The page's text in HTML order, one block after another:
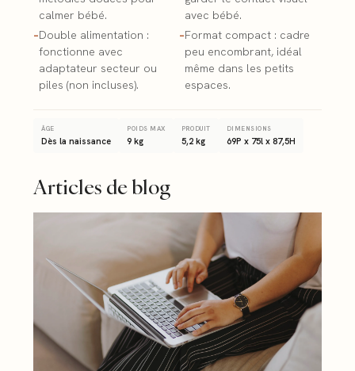
calmer bébé.
avec bébé.
–Double alimentation :
fonctionne avec
adaptateur secteur ou
piles (non incluses).
–Format compact : cadre
peu encombrant, idéal
même dans les petits
espaces.
ÂGE
Dès la naissance
POIDS MAX
9 kg
PRODUIT
5,2 kg
DIMENSIONS
69P x 75l x 87,5H
Articles de blog